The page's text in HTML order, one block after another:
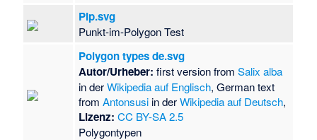
Pip.svg
Punkt-im-Polygon Test
Polygon types de.svg
Autor/Urheber: first version fromSalix alba
in derWikipedia auf Englisch, German text
fromAntonsusi in derWikipedia auf Deutsch,
Lizenz: CC BY-SA 2.5
Polygontypen